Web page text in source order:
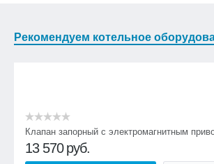
Рекомендуем котельное
Клапан запорный с электромагнитным
13 570 руб.